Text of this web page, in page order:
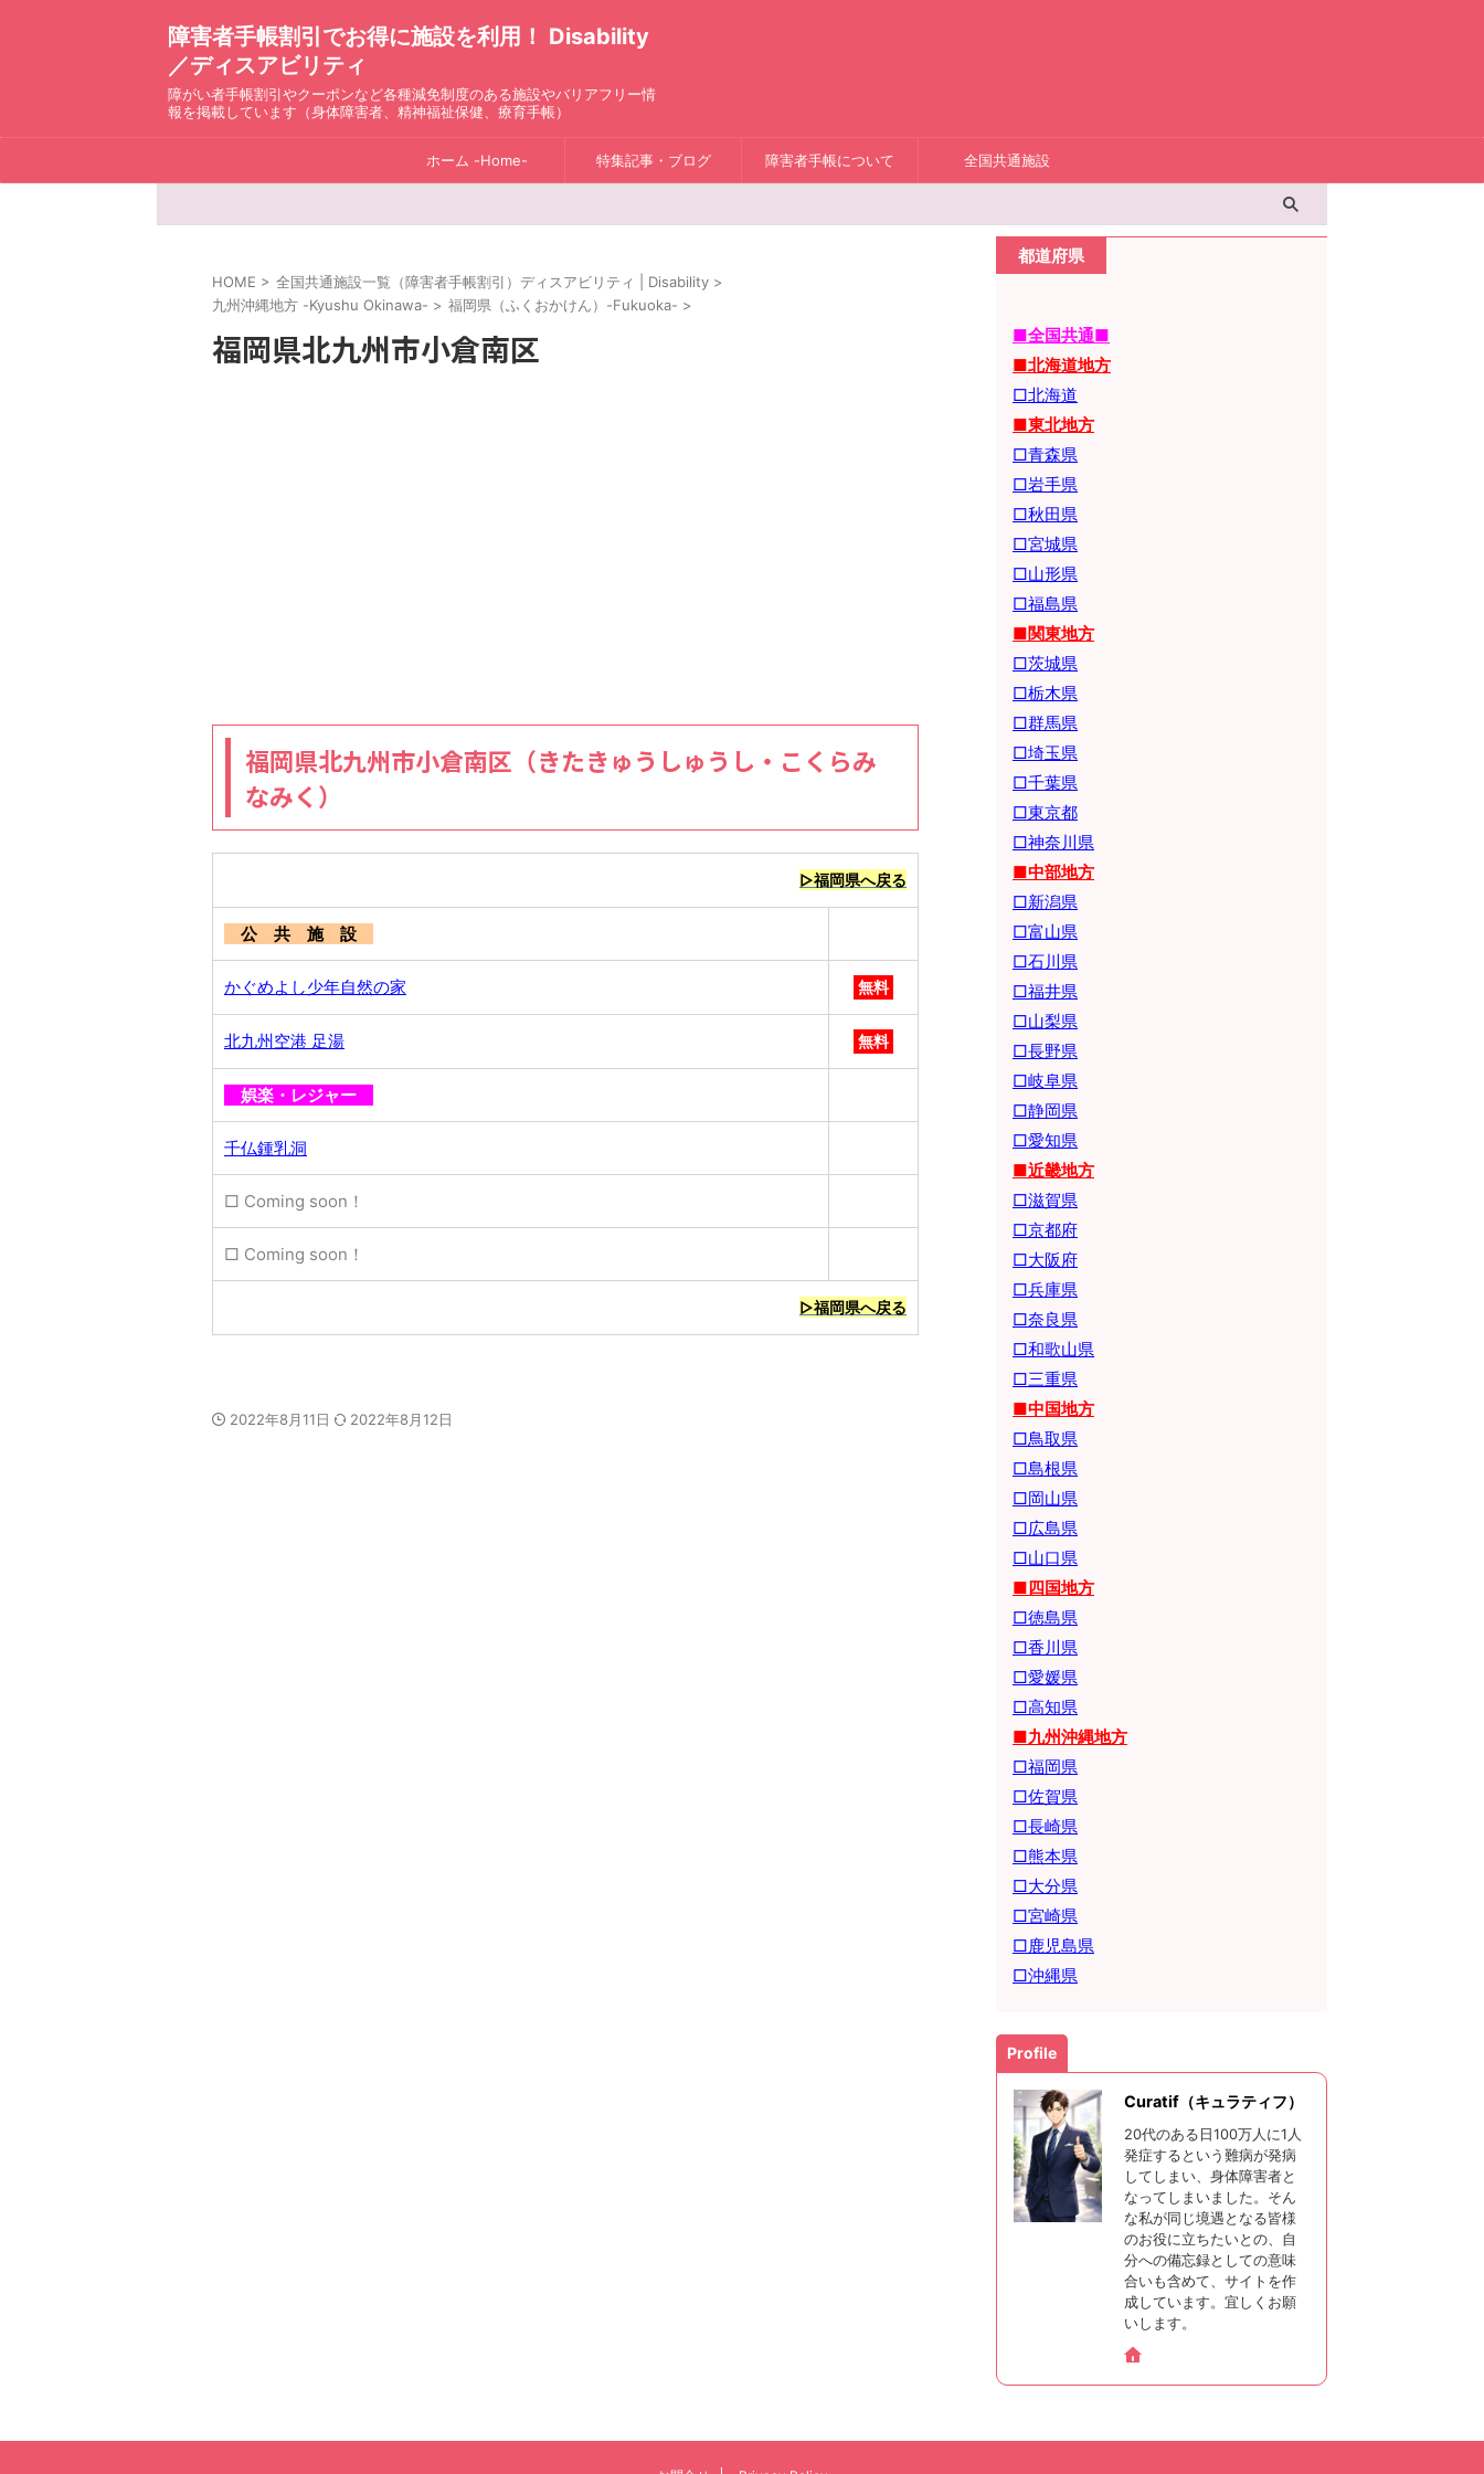
障害者手帳割引でお得に施設を利用！ Disability
／ディスアビリティ
障がい者手帳割引やクーポンなど各種減免制度のある施設やバリアフリー情
報を掲載しています（身体障害者、精神福祉保健、療育手帳）
ホーム -Home- 特集記事・ブログ 障害者手帳について 全国共通施設
HOME > 全国共通施設一覧（障害者手帳割引）ディスアビリティ | Disability >
九州沖縄地方 -Kyushu Okinawa- > 福岡県（ふくおかけん）-Fukuoka- >
福岡県北九州市小倉南区
福岡県北九州市小倉南区（きたきゅうしゅうし・こくらみ
なみく）
▷福岡県へ戻る
公 共 施 設
かぐめよし少年自然の家 無料
北九州空港 足湯 無料
娯楽・レジャー
千仏鍾乳洞
□ Coming soon！
□ Coming soon！
▷福岡県へ戻る
2022年8月11日 2022年8月12日
都道府県
■全国共通■
■北海道地方
□北海道
■東北地方
□青森県
□岩手県
□秋田県
□宮城県
□山形県
□福島県
■関東地方
□茨城県
□栃木県
□群馬県
□埼玉県
□千葉県
□東京都
□神奈川県
■中部地方
□新潟県
□富山県
□石川県
□福井県
□山梨県
□長野県
□岐阜県
□静岡県
□愛知県
■近畿地方
□滋賀県
□京都府
□大阪府
□兵庫県
□奈良県
□和歌山県
□三重県
■中国地方
□鳥取県
□島根県
□岡山県
□広島県
□山口県
■四国地方
□徳島県
□香川県
□愛媛県
□高知県
■九州沖縄地方
□福岡県
□佐賀県
□長崎県
□熊本県
□大分県
□宮崎県
□鹿児島県
□沖縄県
Profile
Curatif（キュラティフ）
20代のある日100万人に1人
発症するという難病が発病
してしまい、身体障害者と
なってしまいました。そん
な私が同じ境遇となる皆様
のお役に立ちたいとの、自
分への備忘録としての意味
合いも含めて、サイトを作
成しています。宜しくお願
いします。